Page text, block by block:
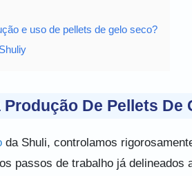
e uso de pellets de gelo seco?
Produção De Pellets De
da Shuli, controlamos
passos de trabalho já delineados